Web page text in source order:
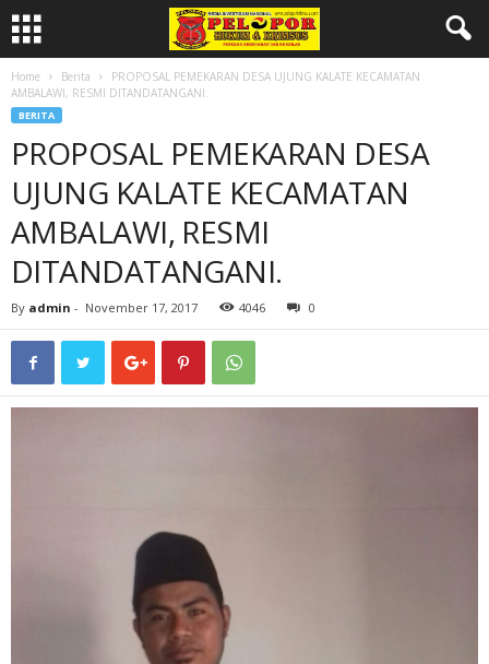
Home Berita
PROPOSAL PEMEKARAN DESA UJUNG KALATE KECAMATAN
AMBALAWI, RESMI DITANDATANGANI.
BERITA
PROPOSAL PEMEKARAN DESA
UJUNG KALATE KECAMATAN
AMBALAWI, RESMI
DITANDATANGANI.
By admin - November 17, 2017 4046 0